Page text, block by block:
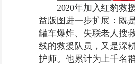
2020年加入红豹救
益版图进一步扩展：既
罐车爆炸、失联老人搜
线的救援队员，又是深
护师。他累计为上千名